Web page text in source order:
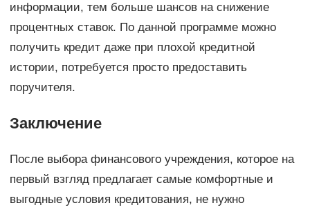
информации, тем больше шансов на снижение
процентных ставок. По данной программе можно
получить кредит даже при плохой кредитной
истории, потребуется просто предоставить
поручителя.
Заключение
После выбора финансового учреждения, которое на
первый взгляд предлагает самые комфортные и
выгодные условия кредитования, не нужно